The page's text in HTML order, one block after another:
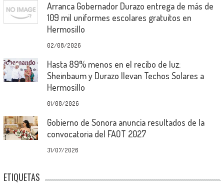
Arranca Gobernador Durazo entrega de más de
109 mil uniformes escolares gratuitos en
Hermosillo
02/08/2026
Hasta 89% menos en el recibo de luz:
Sheinbaum y Durazo llevan Techos Solares a
Hermosillo
01/08/2026
Gobierno de Sonora anuncia resultados de la
convocatoria del FAOT 2027
31/07/2026
ETIQUETAS